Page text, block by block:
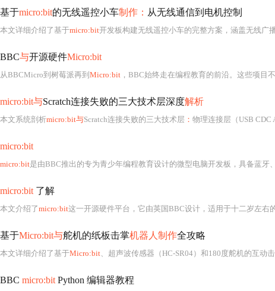
基于micro:bit的无线遥控小车制作： 从无线通信到电机控制
本文详细介绍了基于micro:bit开发板构建无线遥控小车的完整方案，涵盖无线广
BBC与开源硬件Micro:bit
从BBCMicro到树莓派再到 Micro:bit ，BBC始终走在编程教育的前沿。这些项目不仅激发
micro:bit与Scratch连接失败的三大技术层深度解析
本文系统剖析micro:bit与Scratch连接失败的三大技术层 ： 物理连接层（USB CDC
micro:bit
micro:bit是由BBC推出的专为青少年编程教育设计的微型电脑开发板，具备蓝牙、
micro:bit 了解
本文介绍了micro:bit这一开源硬件平台，它由英国BBC设计，适用于十二岁左右的
基于Micro:bit与舵机的纸板击掌机器人制作全攻略
本文详细介绍了基于Micro:bit、超声波传感器（HC-SR04）和180度舵机的互动
BBC micro:bit Python 编辑器教程